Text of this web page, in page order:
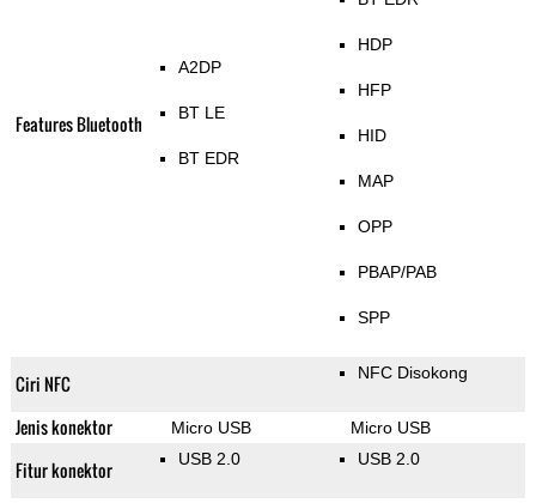
Features Bluetooth
A2DP
BT LE
BT EDR
HDP
HFP
HID
MAP
OPP
PBAP/PAB
SPP
Ciri NFC NFC Disokong
Jenis konektor Micro USB Micro USB
Fitur konektor USB 2.0 USB 2.0